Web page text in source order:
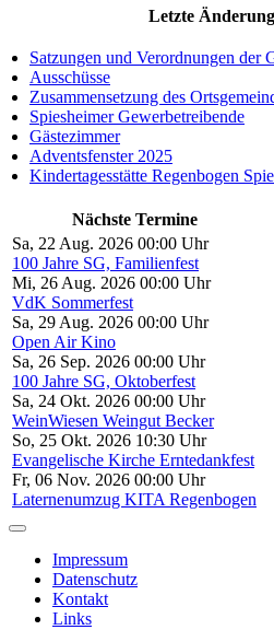
Letzte
Satzungen und Verordnungen der
Ausschüsse
Zusammensetzung des
Spiesheimer Gewerbetreibende
Gästezimmer
Adventsfenster 2025
Kindertagesstätte Regenbogen
Nächste Termine
Sa, 22 Aug. 2026 00:00 Uhr
100 Jahre SG, Familienfest
Mi, 26 Aug. 2026 00:00 Uhr
VdK Sommerfest
Sa, 29 Aug. 2026 00:00 Uhr
Open Air Kino
Sa, 26 Sep. 2026 00:00 Uhr
100 Jahre SG, Oktoberfest
Sa, 24 Okt. 2026 00:00 Uhr
WeinWiesen Weingut Becker
So, 25 Okt. 2026 10:30 Uhr
Evangelische Kirche Erntedankfest
Fr, 06 Nov. 2026 00:00 Uhr
Laternenumzug KITA Regenbogen
Impressum
Datenschutz
Kontakt
Links